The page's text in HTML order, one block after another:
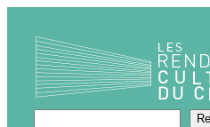
contenu
Rechercher